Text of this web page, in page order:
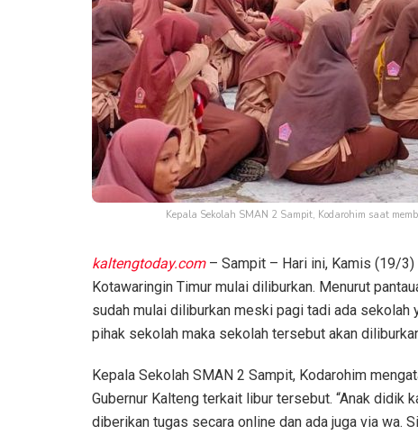
Kepala Sekolah SMAN 2 Sampit, Kodarohim saat
kaltengtoday.com– Sampit – Hari ini, Kamis (19/3)
Kotawaringin Timur mulai diliburkan. Menurut
sudah mulai diliburkan meski pagi tadi ada sekolah
pihak sekolah maka sekolah tersebut akan
Kepala Sekolah SMAN 2 Sampit, Kodarohim
Gubernur Kalteng terkait libur tersebut. “Anak didik
diberikan tugas secara online dan ada juga via wa.